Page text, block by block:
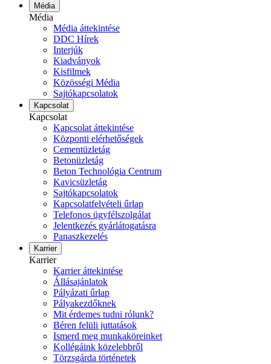
Média
Média
Média áttekintése
DDC Hírek
Interjúk
Kiadványok
Kisfilmek
Közösségi Média
Sajtókapcsolatok
Kapcsolat
Kapcsolat
Kapcsolat áttekintése
Központi elérhetőségek
Cementüzletág
Betonüzletág
Beton Technológia Centrum
Kavicsüzletág
Sajtókapcsolatok
Kapcsolatfelvételi űrlap
Telefonos ügyfélszolgálat
Jelentkezés gyárlátogatásra
Panaszkezelés
Karrier
Karrier
Karrier áttekintése
Állásajánlatok
Pályázati űrlap
Pályakezdőknek
Mit érdemes tudni rólunk?
Béren felüli juttatások
Ismerd meg munkaköreinket
Kollégáink közelebbről
Törzsgárda történetek